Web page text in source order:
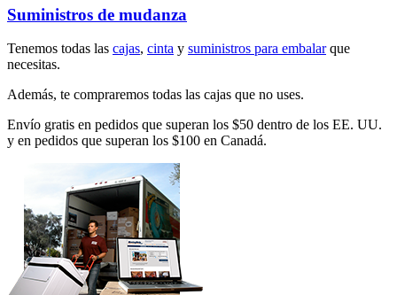
Suministros de mudanza
Tenemos todas las cajas, cinta y suministros para embalarque
necesitas.
Además, te compraremos todas las cajas que no uses.
Envío gratis en pedidos que superan los $50 dentro de los EE. UU.
y en pedidos que superan los $100 en Canadá.